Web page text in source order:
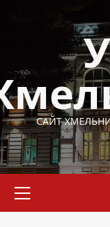
САЙТ
меню